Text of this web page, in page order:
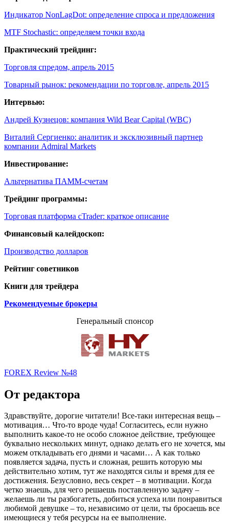
Индикатор NonLagDot: определение спроса и предложения
MTF Stochastic: определяем точки входа
Практический трейдинг:
Торговля спредом, апрель 2015
Товарный рынок: рекомендации по торговле, апрель 2015
Интервью:
Андрей Кузнецов: компания Wild Bear Capital (WBC)
Виталий Сергиенко: аналитик и эксклюзивный партнер
компании Admiral Markets
Инвестирование:
Альтернатива ПАММ-счетам
Трейдинг программы:
Торговая платформа cTrader: краткое описание
Финансовый калейдоскоп:
Производство долларов
Рейтинг советников
Книги для трейдера
Рекомендуемые брокеры
Генеральный спонсор
FOREX Review №48
От редактора
Здравствуйте, дорогие читатели! Все-таки интересная вещь –
мотивация… Что-то вроде чуда! Согласитесь, если нужно
выполнить какое-то не особо сложное действие, требующее
буквально нескольких минут, однако делать его не хочется, мы
можем откладывать его днями и часами… А как только
появляется задача, пусть и сложная, решить которую мы
действительно хотим, тут же находятся силы и время для ее
достижения. Безусловно, весь секрет – в мотивации. Когда
четко знаешь, для чего решаешь поставленную задачу –
желаешь ли ты разбогатеть, добиться успеха или понравиться
любимой девушке – то, независимо от цели, ты бросаешь все
имеющиеся у тебя ресурсы на ее выполнение.